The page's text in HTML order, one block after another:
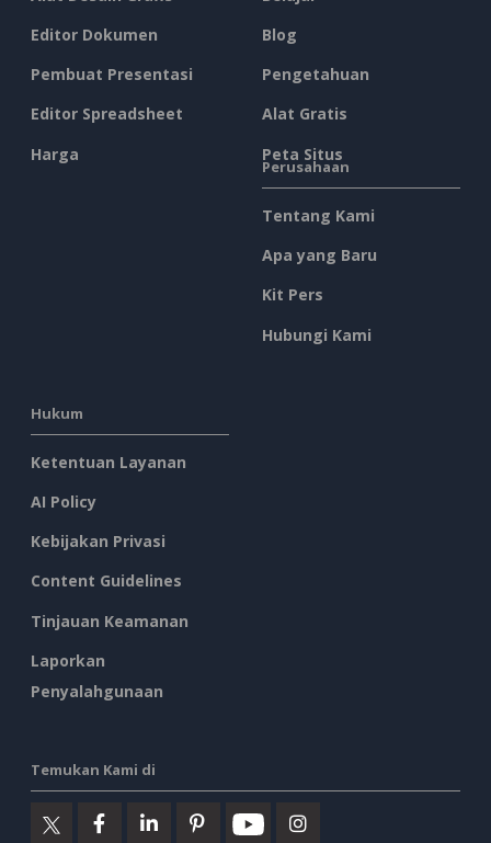
Editor Dokumen
Pembuat Presentasi
Editor Spreadsheet
Harga
Blog
Pengetahuan
Alat Gratis
Peta Situs
Perusahaan
Tentang Kami
Apa yang Baru
Kit Pers
Hubungi Kami
Hukum
Ketentuan Layanan
AI Policy
Kebijakan Privasi
Content Guidelines
Tinjauan Keamanan
Laporkan
Penyalahgunaan
Temukan Kami di